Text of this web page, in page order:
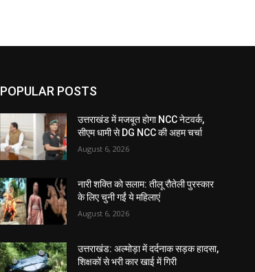
POPULAR POSTS
उत्तराखंड में मजबूत होगा NCC नेटवर्क,
सीएम धामी से DG NCC की अहम चर्चा
August 6, 2026
नारी शक्ति को सलाम: तीलू रौतेली पुरस्कार
के लिए चुनी गईं ये महिलाएं
August 6, 2026
उत्तराखंड: अल्मोड़ा में दर्दनाक सड़क हादसा,
शिक्षकों से भरी कार खाई में गिरी